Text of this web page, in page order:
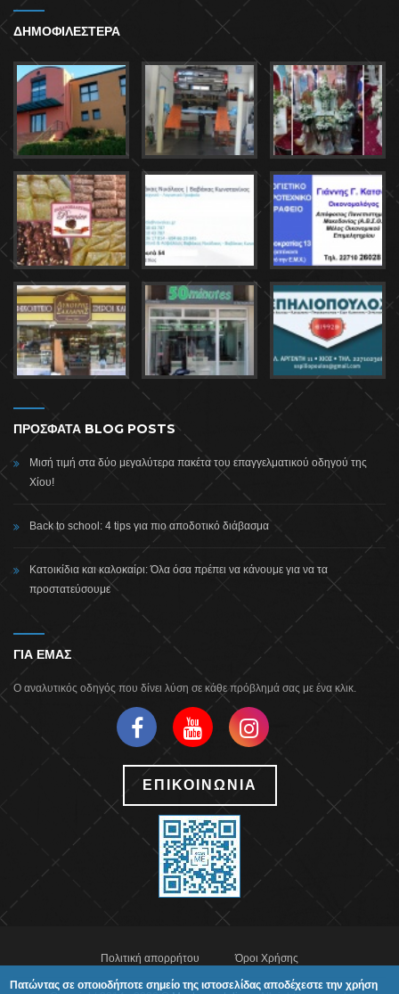
ΔΗΜΟΦΙΛΕΣΤΕΡΑ
ΠΡΟΣΦΑΤΑ BLOG POSTS
Μισή τιμή στα δύο μεγαλύτερα πακέτα του επαγγελματικού οδηγού της
Χίου!
Back to school: 4 tips για πιο αποδοτικό διάβασμα
Κατοικίδια και καλοκαίρι: Όλα όσα πρέπει να κάνουμε για να τα
προστατεύσουμε
ΓΙΑ ΕΜΑΣ
Ο αναλυτικός οδηγός που δίνει λύση σε κάθε πρόβλημά σας με ένα κλικ.
ΕΠΙΚΟΙΝΩΝΙΑ
Πολιτική απορρήτου Όροι Χρήσης
Πατώντας σε οποιοδήποτε σημείο της ιστοσελίδας αποδέχεστε την χρήση